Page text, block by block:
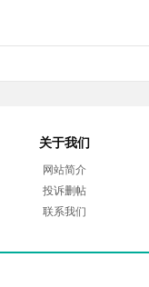
关于我们
网站简介
投诉删帖
联系我们